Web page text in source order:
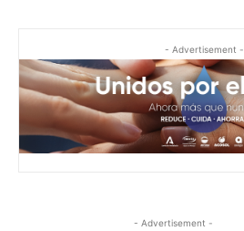
- Advertisement -
- Advertisement -